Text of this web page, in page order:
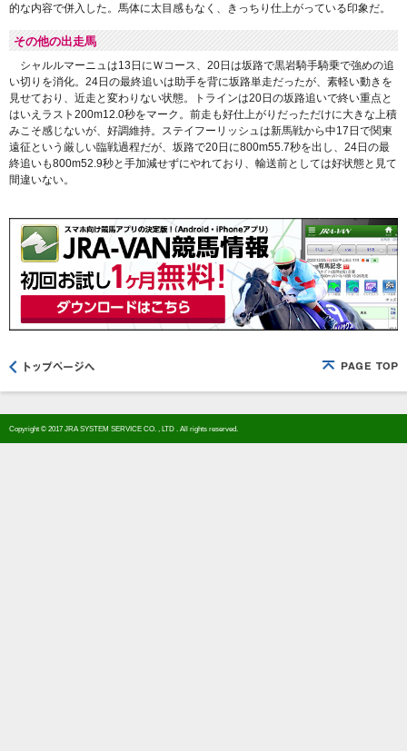
的な内容で併入した。馬体に太目感もなく、きっちり仕上がっている印象だ。
その他の出走馬
シャルルマーニュは13日にＷコース、20日は坂路で黒岩騎手騎乗で強めの追
い切りを消化。24日の最終追いは助手を背に坂路単走だったが、素軽い動きを
見せており、近走と変わりない状態。トラインは20日の坂路追いで終い重点と
はいえラスト200m12.0秒をマーク。前走も好仕上がりだっただけに大きな上積
みこそ感じないが、好調維持。ステイフーリッシュは新馬戦から中17日で関東
遠征という厳しい臨戦過程だが、坂路で20日に800m55.7秒を出し、24日の最
終追いも800m52.9秒と手加減せずにやれており、輸送前としては好状態と見て
間違いない。
Copyright © 2017 JRA SYSTEM SERVICE CO. , LTD . All rights reserved.